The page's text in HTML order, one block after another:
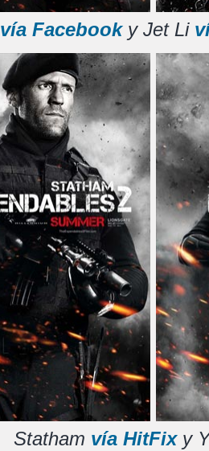
vía Facebooky Jet Li
Statham vía HitFixy